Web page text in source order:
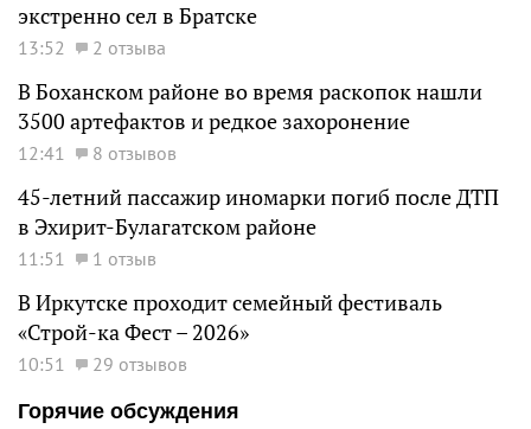
экстренно сел в Братске
13:52 2 отзыва
В Боханском районе во время раскопок нашли
3500 артефактов и редкое захоронение
12:41 8 отзывов
45-летний пассажир иномарки погиб после ДТП
в Эхирит-Булагатском районе
11:51 1 отзыв
В Иркутске проходит семейный фестиваль
«Строй-ка Фест – 2026»
10:51
29 отзывов
Горячие обсуждения